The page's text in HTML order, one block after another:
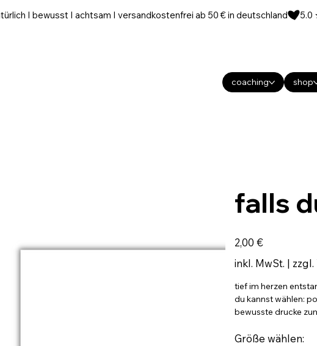
I bewusst I achtsam I versandkostenfrei ab 50 € in deutschland
coaching shop
falls
Preis
2,00 €
inkl. MwSt. |
tief im herzen
du kannst wählen:
bewusste drucke
Größe wählen: